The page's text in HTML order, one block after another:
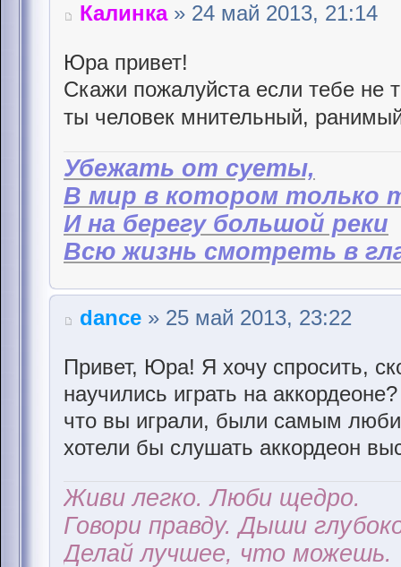
Калинка» 24 май 2013, 21:14
Юра привет!
Скажи пожалуйста если тебе не
ты человек мнительный,
Убежать от суеты,
В мир в котором только
И на берегу большой реки
Всю жизнь смотреть в
dance » 25 май 2013, 23:22
Привет, Юра! Я хочу спросить,
научились играть на
что вы играли, были самым
хотели бы слушать аккордеон
Живи легко. Люби щедро.
Говори правду. Дыши
Делай лучшее, что можешь.